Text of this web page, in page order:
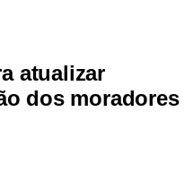
atualizar
dos moradores